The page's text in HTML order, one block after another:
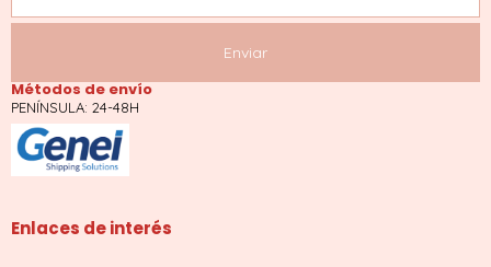
Métodos de envío
PENÍNSULA: 24-48H
Enlaces de interés